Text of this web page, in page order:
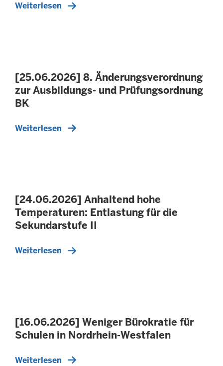
Weiterlesen
[25.06.2026] 8. Änderungsverordnung
zur Ausbildungs- und Prüfungsordnung
BK
Weiterlesen
[24.06.2026] Anhaltend hohe
Temperaturen: Entlastung für die
Sekundarstufe II
Weiterlesen
[16.06.2026] Weniger Bürokratie für
Schulen in Nordrhein-Westfalen
Weiterlesen